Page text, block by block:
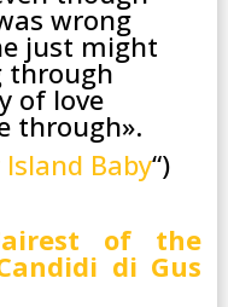
wrong
just might
through
of love
through».
Island Baby“)
of the
di Gus